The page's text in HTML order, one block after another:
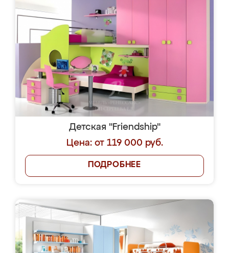
Детская "Friendship"
Цена: от 119 000 руб.
ПОДРОБНЕЕ